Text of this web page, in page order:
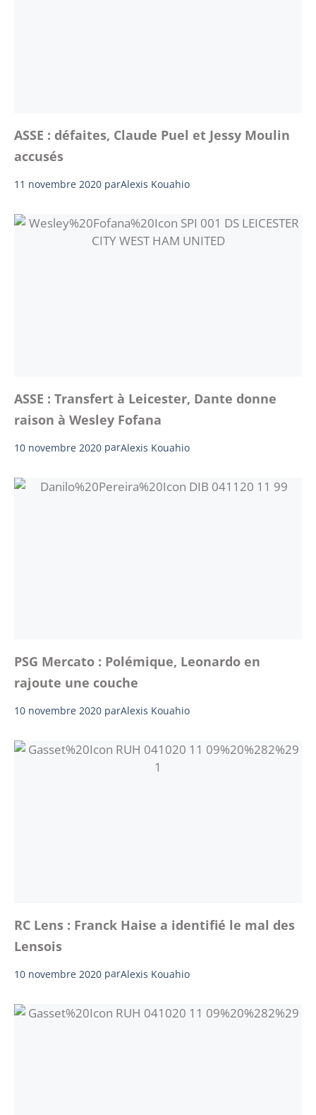
ASSE : défaites, Claude Puel et Jessy Moulin
accusés
11 novembre 2020 parAlexis Kouahio
ASSE : Transfert à Leicester, Dante donne
raison à Wesley Fofana
10 novembre 2020 parAlexis Kouahio
PSG Mercato : Polémique, Leonardo en
rajoute une couche
10 novembre 2020 parAlexis Kouahio
RC Lens : Franck Haise a identifié le mal des
Lensois
10 novembre 2020 parAlexis Kouahio